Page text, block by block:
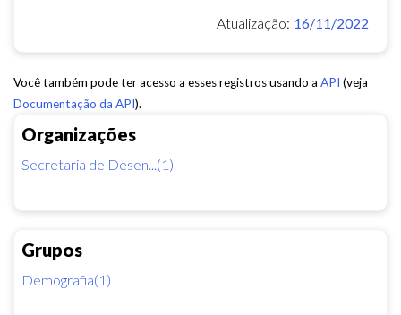
Organizações
Secretaria de Desen...(1)
Grupos
Demografia(1)
Atualização: 16/11/2022
Você também pode ter acesso a esses registros usando a API (veja
Documentação da API).